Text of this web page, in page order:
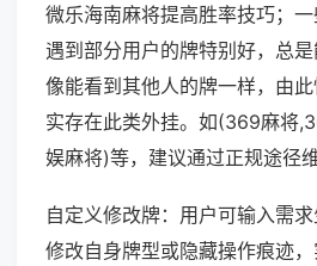
微乐海南麻将提高胜率技巧；
遇到部分用户的牌特别好，总
像能看到其他人的牌一样，由
实存在此类外挂。如(369麻将
娱麻将)等，建议通过正规途径
自定义修改牌：用户可输入需求
修改自身牌型或隐藏操作痕迹